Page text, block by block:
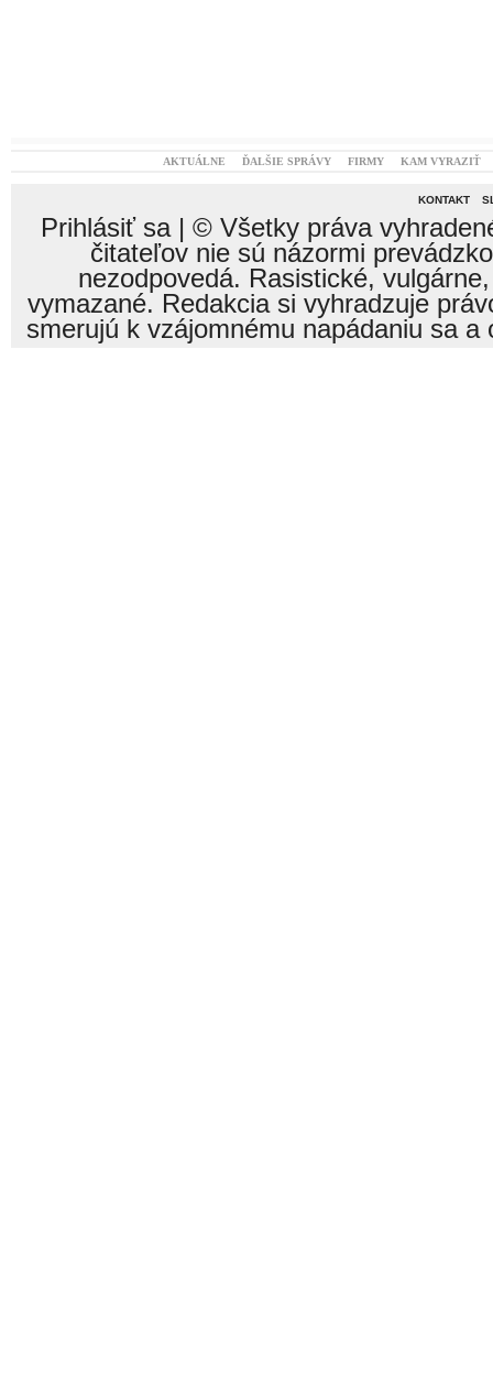
AKTUÁLNE ĎALŠIE SPRÁVY FIRMY KAM VYRAZIŤ
KONTAKT
Prihlásiť sa| © Všetky práva
čitateľov nie sú názormi
nezodpovedá. Rasistické,
vymazané. Redakcia si vyhradzuje
smerujú k vzájomnému napádaniu sa